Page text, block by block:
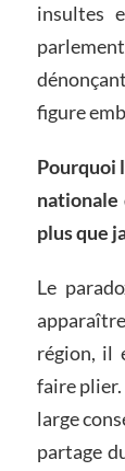
insultes
figure
Pourquoi
plus que
Le
région, il
faire plier.
large
partage